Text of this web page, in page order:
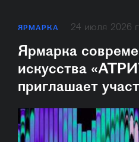
ЯРМАРКА 24 июля 2026 г.
Ярмарка
искусства
приглашает